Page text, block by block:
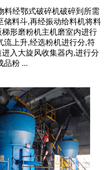
料经鄂式破碎机破碎到所需
储料斗,再经振动给料机将料
形磨粉机主机磨室内进行
流上升,经选粉机进行分,符
入大旋风收集器内,进行分
品粉 ...